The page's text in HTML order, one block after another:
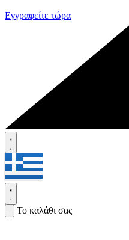
Εγγραφείτε τώρα
Το καλάθι σας